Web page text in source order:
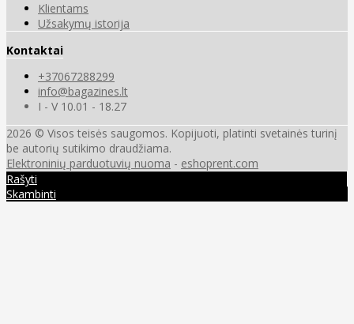
Klientams
Užsakymų istorija
Kontaktai
+37067288299
info@bagazines.lt
I - V 10.01 - 18.27
2026 © Visos teisės saugomos. Kopijuoti, platinti svetainės turinį
be autorių sutikimo draudžiama.
Elektroninių parduotuvių nuoma - eshoprent.com
Rašyti
Skambinti